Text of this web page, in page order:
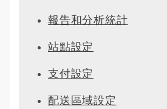
報告和分析統計
站點設定
支付設定
配送區域設定